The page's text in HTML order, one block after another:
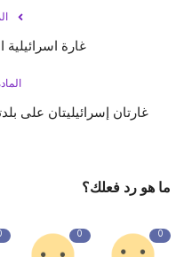
غارة
غارتان إسرائيليتان على
ما هو رد فعلك؟
0
0